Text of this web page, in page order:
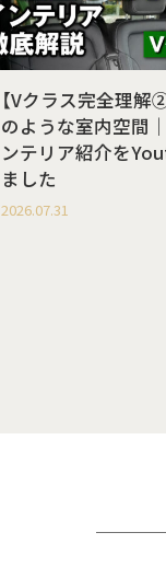
【Vクラス完全理解
のような室内空間
ンテリア紹介を
ました
2026.07.31